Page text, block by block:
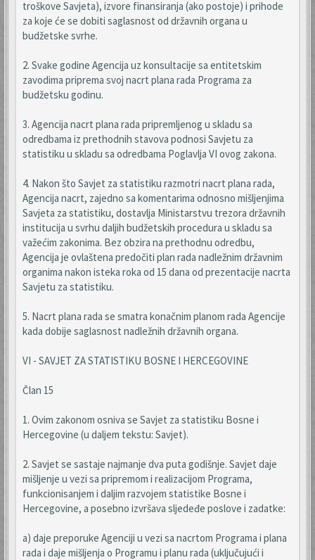
troškove Savjeta), izvore finansiranja (ako postoje) i prihode
za koje će se dobiti saglasnost od državnih organa u
budžetske svrhe.
2. Svake godine Agencija uz konsultacije sa entitetskim
zavodima priprema svoj nacrt plana rada Programa za
budžetsku godinu.
3. Agencija nacrt plana rada pripremljenog u skladu sa
odredbama iz prethodnih stavova podnosi Savjetu za
statistiku u skladu sa odredbama Poglavlja VI ovog zakona.
4. Nakon što Savjet za statistiku razmotri nacrt plana rada,
Agencija nacrt, zajedno sa komentarima odnosno mišljenjima
Savjeta za statistiku, dostavlja Ministarstvu trezora državnih
institucija u svrhu daljih budžetskih procedura u skladu sa
važećim zakonima. Bez obzira na prethodnu odredbu,
Agencija je ovlaštena predočiti plan rada nadležnim državnim
organima nakon isteka roka od 15 dana od prezentacije nacrta
Savjetu za statistiku.
5. Nacrt plana rada se smatra konačnim planom rada Agencije
kada dobije saglasnost nadležnih državnih organa.
VI - SAVJET ZA STATISTIKU BOSNE I HERCEGOVINE
Član 15
1. Ovim zakonom osniva se Savjet za statistiku Bosne i
Hercegovine (u daljem tekstu: Savjet).
2. Savjet se sastaje najmanje dva puta godišnje. Savjet daje
mišljenje u vezi sa pripremom i realizacijom Programa,
funkcionisanjem i daljim razvojem statistike Bosne i
Hercegovine, a posebno izvršava sljedeđe poslove i zadatke:
a) daje preporuke Agenciji u vezi sa nacrtom Programa i plana
rada i daje mišljenja o Programu i planu rada (uključujući i